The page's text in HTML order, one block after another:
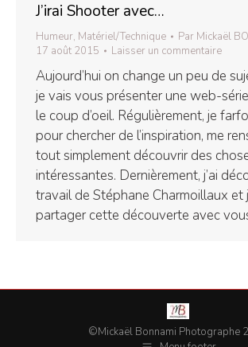
J’irai Shooter avec…
Humeur, Matériel/Technique Par Mickaël
17 août 2015
Laisser un commentaire
Aujourd’hui on change un peu de
je vais vous présenter une web-
le coup d’oeil. Régulièrement, je
pour chercher de l’inspiration, me
tout simplement découvrir des
intéressantes. Dernièrement, j’ai
travail de Stéphane Charmoillaux et
partager cette découverte avec
©Mickaël Bonnami Photographe